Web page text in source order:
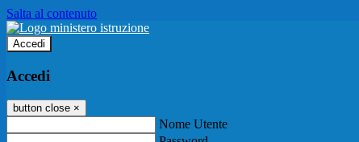
Salta al contenuto
Accedi
Accedi
button close ×
Nome Utente